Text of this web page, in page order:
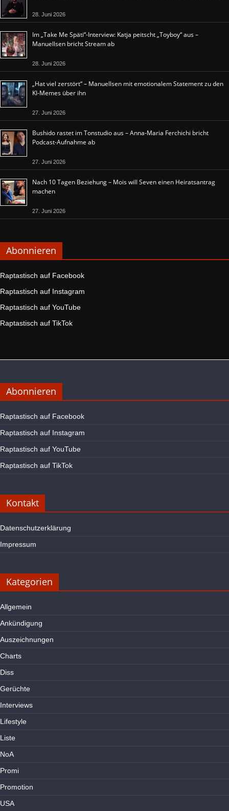
28. Juni 2026
Im „Take Me Späti“-Interview: Katja peitscht „Toyboy“ aus –
Manuellsen bricht Stream ab
28. Juni 2026
„Hat viel zerstört“ – Manuellsen mit emotionalem Statement zu den
KI-Memes über ihn
27. Juni 2026
Bushido rastet im Tonstudio aus – Anna-Maria Ferchichi bricht
Podcast-Aufnahme ab
27. Juni 2026
Nach 10 Tagen Beziehung – Mois will Seven einen Heiratsantrag
machen
27. Juni 2026
Abonnieren
Raptastisch auf Facebook
Raptastisch auf Instagram
Raptastisch auf YouTube
Raptastisch auf TikTok
Abonnieren
Raptastisch auf Facebook
Raptastisch auf Instagram
Raptastisch auf YouTube
Raptastisch auf TikTok
Kontakt
Datenschutzerklärung
Impressum
Kategorien
Allgemein
Ankündigung
Auszeichnungen
Charts
Diss
Gerüchte
Interviews
Lifestyle
Liste
NoA
Promi
Promotion
USA